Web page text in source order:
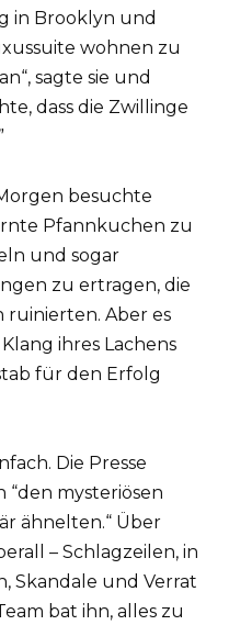
in Brooklyn und
wohnen zu
sagte sie und
dass die Zwillinge
besuchte
Pfannkuchen zu
und sogar
zu ertragen, die
ruinierten. Aber es
ihres Lachens
für den Erfolg
Die Presse
“den mysteriösen
ähnelten.“ Über
– Schlagzeilen, in
Skandale und Verrat
bat ihn, alles zu